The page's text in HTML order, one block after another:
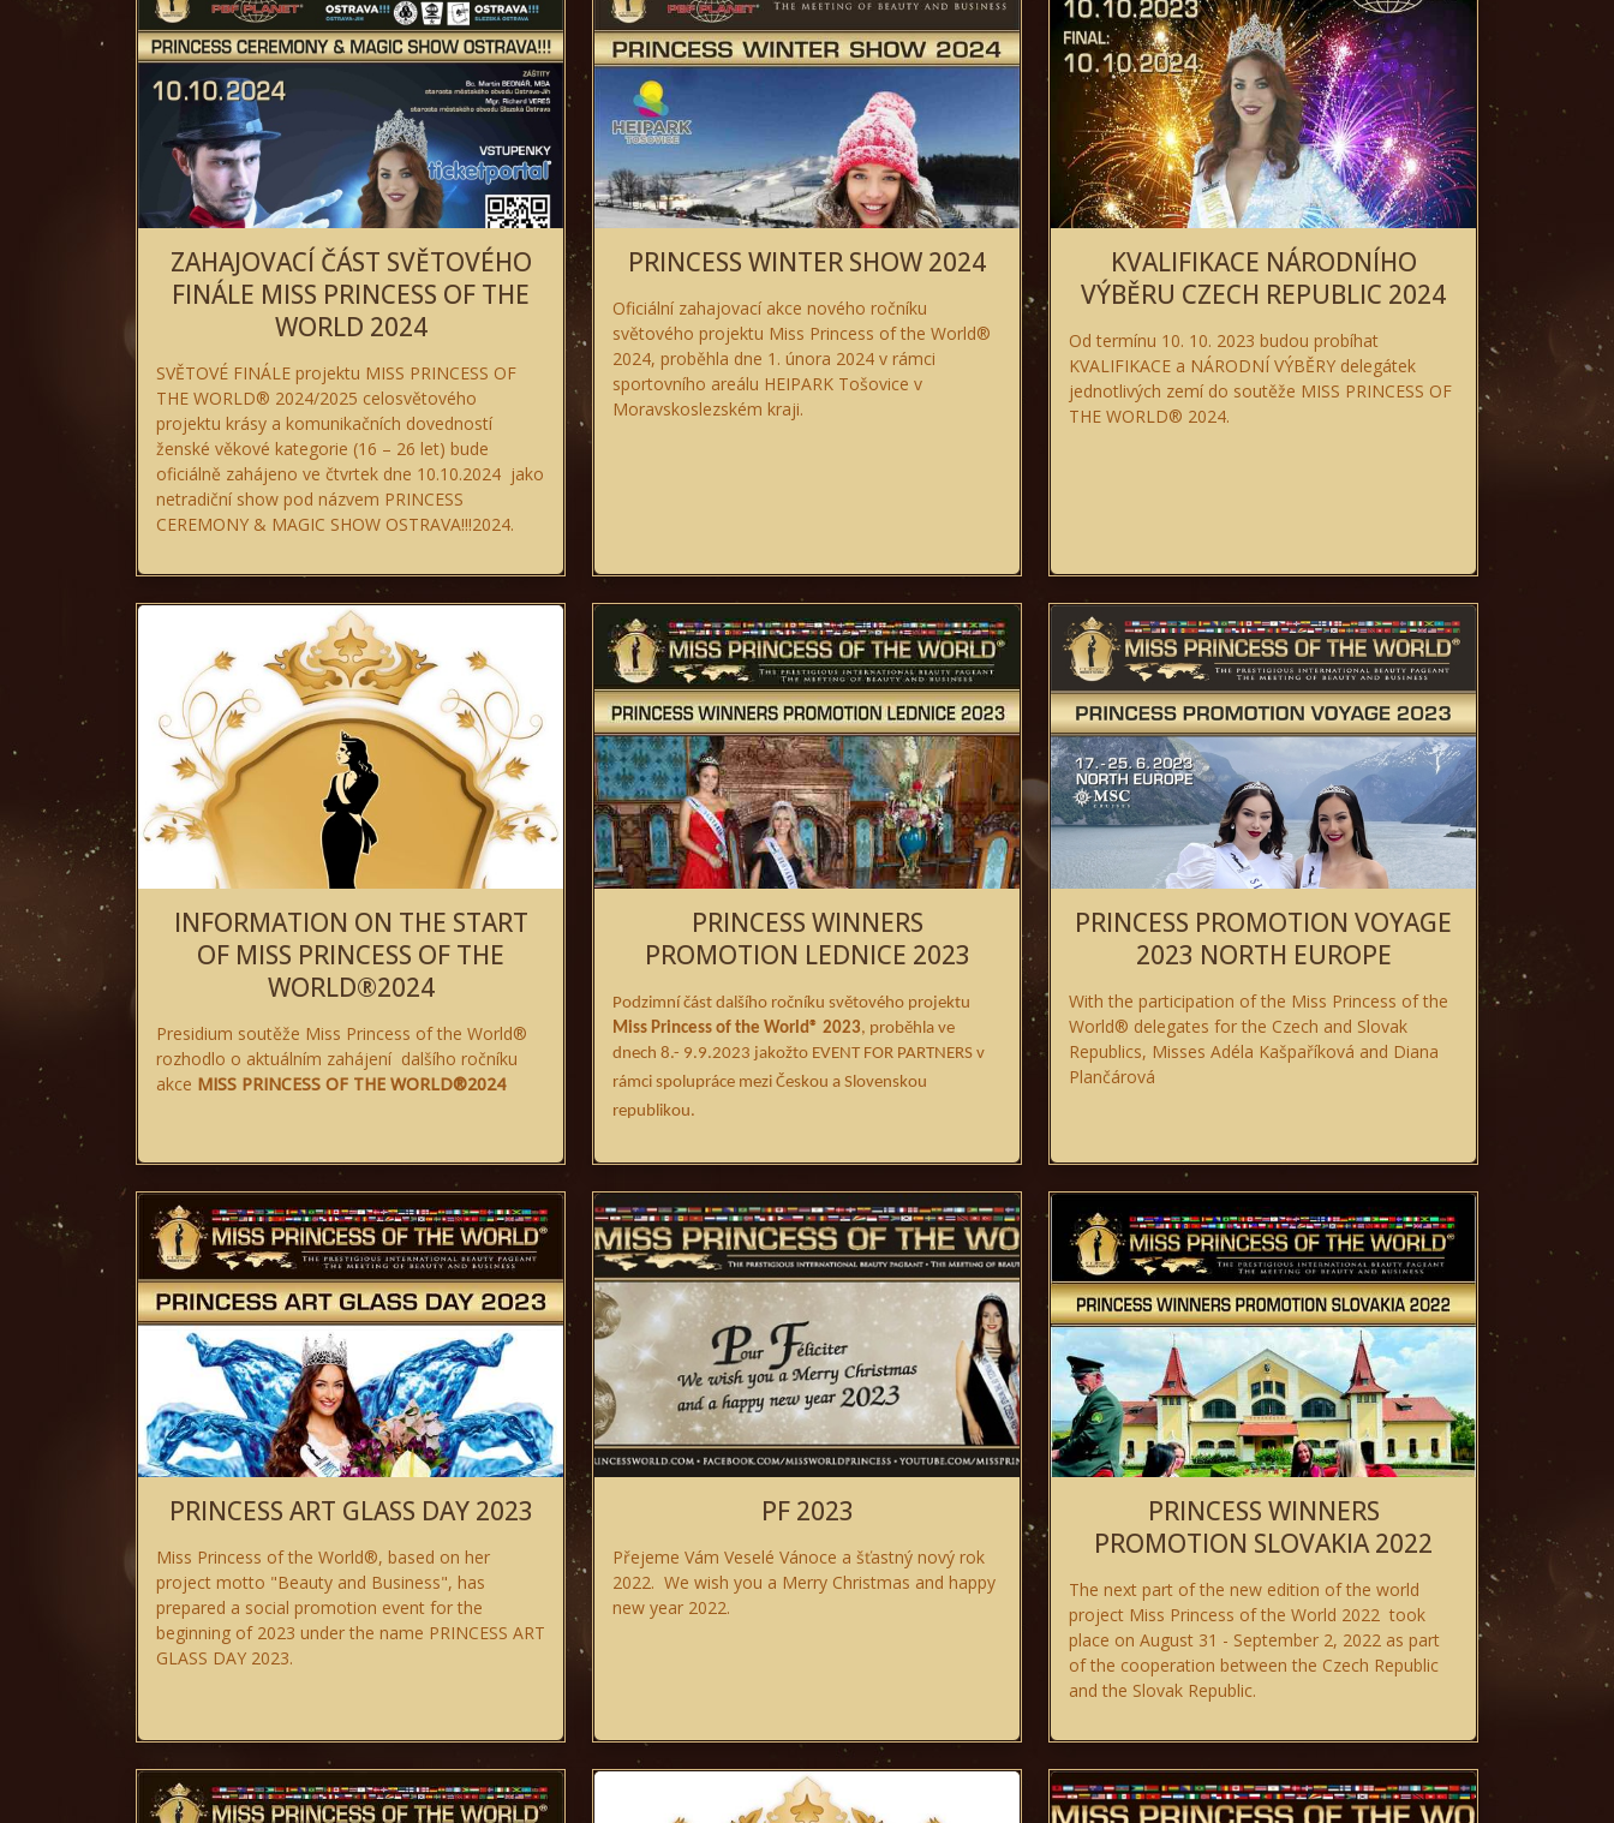
ZAHAJOVACÍ ČÁST SVĚTOVÉHO
FINÁLE MISS PRINCESS OF THE
WORLD 2024
SVĚTOVÉ FINÁLE projektu MISS PRINCESS OF
THE WORLD® 2024/2025 celosvětového
projektu krásy a komunikačních dovedností
ženské věkové kategorie (16 – 26 let) bude
oficiálně zahájeno ve čtvrtek dne 10.10.2024 jako
netradiční show pod názvem PRINCESS
CEREMONY & MAGIC SHOW OSTRAVA!!!2024.
PRINCESS WINTER SHOW 2024
Oficiální zahajovací akce nového ročníku
světového projektu Miss Princess of the World®
2024, proběhla dne 1. února 2024 v rámci
sportovního areálu HEIPARK Tošovice v
Moravskoslezském kraji.
KVALIFIKACE NÁRODNÍHO
VÝBĚRU CZECH REPUBLIC 2024
Od termínu 10. 10. 2023 budou probíhat
KVALIFIKACE a NÁRODNÍ VÝBĚRY delegátek
jednotlivých zemí do soutěže MISS PRINCESS OF
THE WORLD® 2024.
INFORMATION ON THE START
OF MISS PRINCESS OF THE
WORLD®2024
Presidium soutěže Miss Princess of the World®
rozhodlo o aktuálním zahájení dalšího ročníku
akce MISS PRINCESS OF THE WORLD®2024
PRINCESS WINNERS
PROMOTION LEDNICE 2023
Podzimní část dalšího ročníku světového projektu
Miss Princess of the World® 2023, proběhla ve
dnech 8.- 9.9.2023 jakožto EVENT FOR PARTNERS v
rámci spolupráce mezi Českou a Slovenskou
republikou.
PRINCESS PROMOTION VOYAGE
2023 NORTH EUROPE
With the participation of the Miss Princess of the
World® delegates for the Czech and Slovak
Republics, Misses Adéla Kašpaříková and Diana
Plančárová
PRINCESS ART GLASS DAY 2023
Miss Princess of the World®, based on her
project motto "Beauty and Business", has
prepared a social promotion event for the
beginning of 2023 under the name PRINCESS ART
GLASS DAY 2023.
PF 2023
Přejeme Vám Veselé Vánoce a šťastný nový rok
2022. We wish you a Merry Christmas and happy
new year 2022.
PRINCESS WINNERS
PROMOTION SLOVAKIA 2022
The next part of the new edition of the world
project Miss Princess of the World 2022 took
place on August 31 - September 2, 2022 as part
of the cooperation between the Czech Republic
and the Slovak Republic.